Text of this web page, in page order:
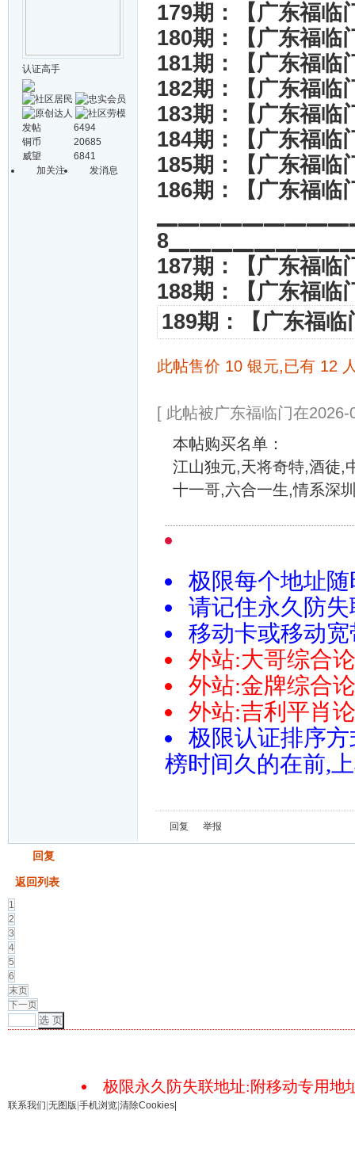
认证高手
发帖
6494
铜币
20685
威望
6841
加关注
发消息
179期：【广东福临
180期：【广东福临
181期：【广东福临
182期：【广东福临
183期：【广东福临
184期：【广东福临
185期：【广东福临
186期：【广东福临
187期：【广东福临
188期：【广东福临
189期：【广东福
此帖售价 10 银元,已有 12
[ 此帖被广东福临门在
本帖购买名单：
江山独元,天将奇特,酒徒,
十一哥,六合一生,情系深
极限每个地址
请记住永久防失
移动卡或移动
外站:大哥综合
外站:金牌综合
外站:吉利平肖
极限认证排序
榜时间久的在前,
回复 举报
回复
返回列表
1
2
3
4
5
6
末页
下一页
选 页
极限永久防失联地址:附移动专用地
联系我们 无图版 手机浏览 清除Cookies